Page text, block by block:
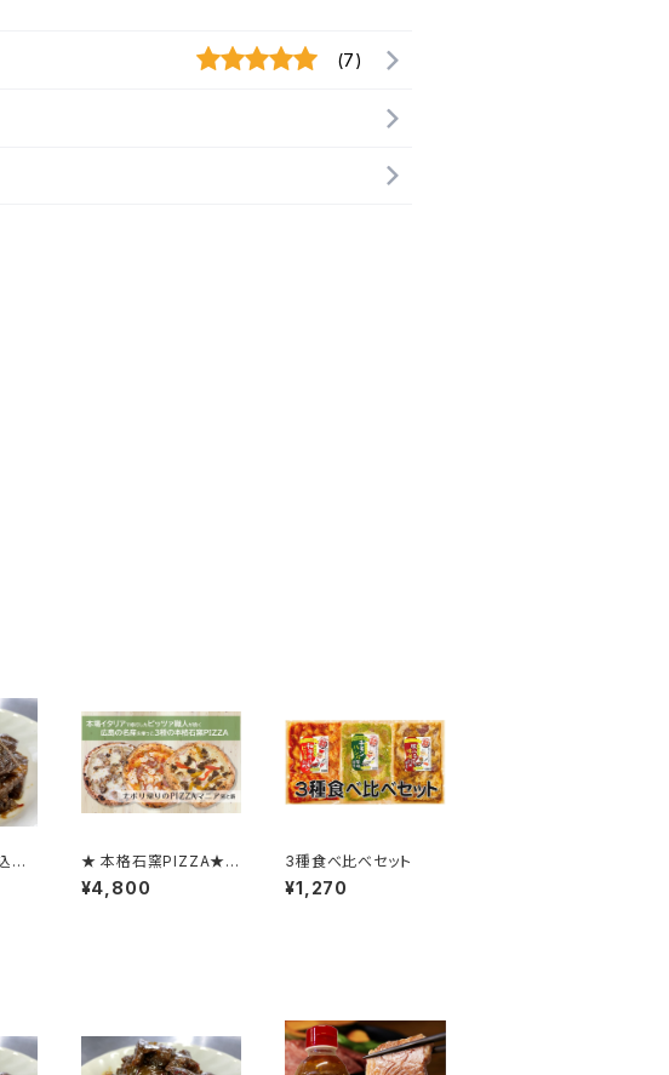
(7)
込
★ 本格石窯PIZZA★広
島の名産を使ったこだ
わり３種
¥4,800
3種食べ比べセット
¥1,270